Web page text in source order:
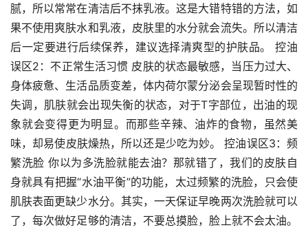
腻，所以常常在清洁后不抹乳液。这是大错特错的方法，如
果不使用爽肤水和乳液，皮肤里的水分就会流失。所以清洁
后一定要进行后续保养，建议选择清爽型的护肤品。 控油
误区2：不正常生活习惯 皮肤的状态最敏感，当压力过大、
身体疲惫、生活品质变差，体内荷尔蒙分泌会呈现暂时性的
失调，肌肤就会出现失衡的状态，对于T字部位，出油的现
象就会变得更为明显。而那些辛辣、油炸的食物，虽然美
味，却易使皮肤燥热，所以还是少吃为妙。 控油误区3：频
繁洗脸 你以为多洗脸就能去油？那就错了，我们的皮肤自
身就具有把握“水油平衡”的功能，太过频繁的洗脸，只会使
肌肤表面更缺少水分。其实，一天保证早晚两次洗脸就可以
了，每次做好足够的清洁，不要总摸脸，脸上就不会太油。